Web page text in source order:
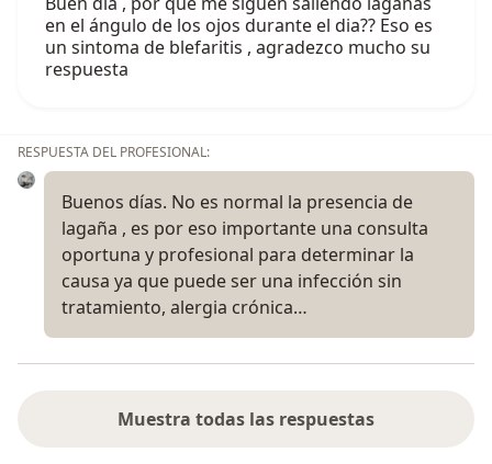
en el ángulo de los ojos durante el dia?? Eso es
un sintoma de blefaritis , agradezco mucho su
respuesta
RESPUESTA DEL PROFESIONAL:
Buenos días. No es normal la presencia de
lagaña , es por eso importante una consulta
oportuna y profesional para determinar la
causa ya que puede ser una infección sin
tratamiento, alergia crónica…
Muestra todas las respuestas